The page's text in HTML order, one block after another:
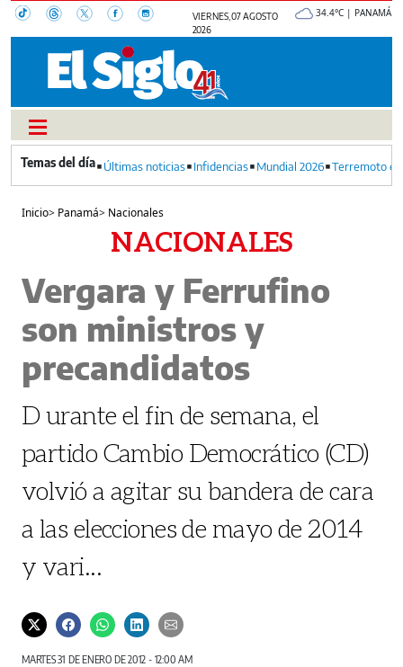
VIERNES, 07 AGOSTO
2026
34.4°C | PANAMÁ
Últimas noticias Infidencias Mundial 2026 Terremoto
Inicio> Panamá> Nacionales
NACIONALES
Vergara y Ferrufino
son ministros y
precandidatos
D urante el fin de semana, el
partido Cambio Democrático (CD)
volvió a agitar su bandera de cara
a las elecciones de mayo de 2014
y vari...
MARTES 31 DE ENERO DE 2012 - 12:00 AM